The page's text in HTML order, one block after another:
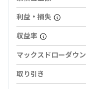
利益・損失
収益率
マックスドローダウン
取り引き